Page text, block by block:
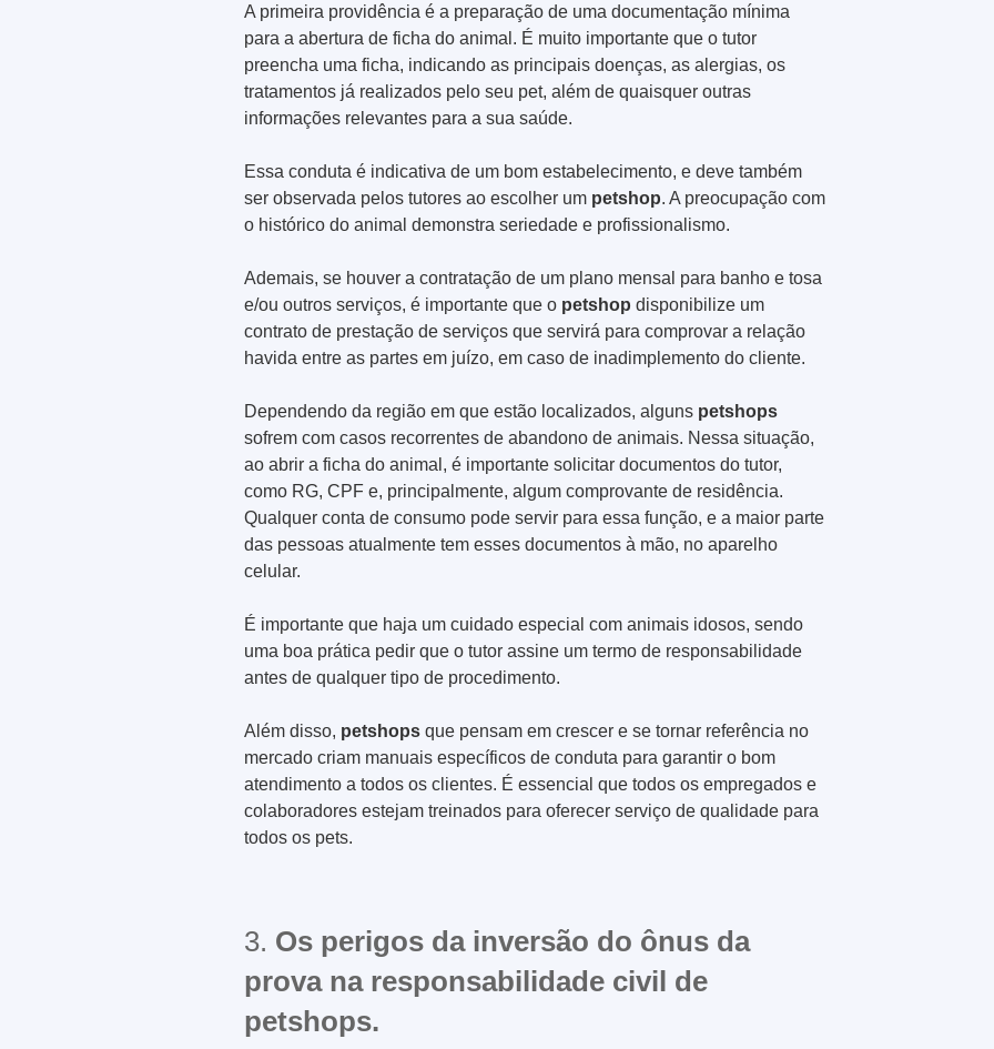
A primeira providência é a preparação de uma documentação mínima
para a abertura de ficha do animal. É muito importante que o tutor
preencha uma ficha, indicando as principais doenças, as alergias, os
tratamentos já realizados pelo seu pet, além de quaisquer outras
informações relevantes para a sua saúde.
Essa conduta é indicativa de um bom estabelecimento, e deve também
ser observada pelos tutores ao escolher um petshop. A preocupação com
o histórico do animal demonstra seriedade e profissionalismo.
Ademais, se houver a contratação de um plano mensal para banho e tosa
e/ou outros serviços, é importante que o petshop disponibilize um
contrato de prestação de serviços que servirá para comprovar a relação
havida entre as partes em juízo, em caso de inadimplemento do cliente.
Dependendo da região em que estão localizados, alguns petshops
sofrem com casos recorrentes de abandono de animais. Nessa situação,
ao abrir a ficha do animal, é importante solicitar documentos do tutor,
como RG, CPF e, principalmente, algum comprovante de residência.
Qualquer conta de consumo pode servir para essa função, e a maior parte
das pessoas atualmente tem esses documentos à mão, no aparelho
celular.
É importante que haja um cuidado especial com animais idosos, sendo
uma boa prática pedir que o tutor assine um termo de responsabilidade
antes de qualquer tipo de procedimento.
Além disso, petshops que pensam em crescer e se tornar referência no
mercado criam manuais específicos de conduta para garantir o bom
atendimento a todos os clientes. É essencial que todos os empregados e
colaboradores estejam treinados para oferecer serviço de qualidade para
todos os pets.
3. Os perigos da inversão do ônus da
prova na responsabilidade civil de
petshops.